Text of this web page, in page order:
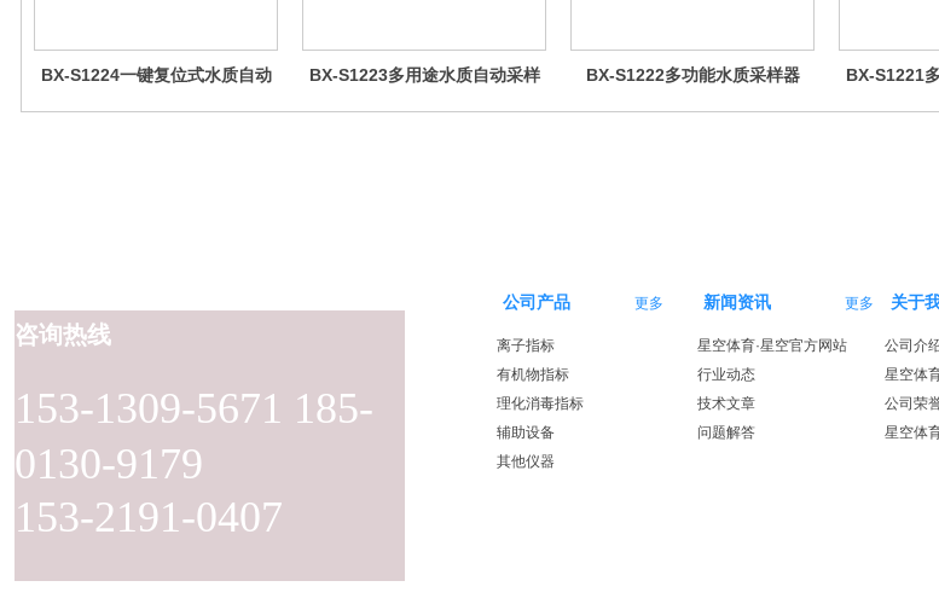
BX-S1224一键复位式水质自动
BX-S1223多用途水质自动采样
BX-S1222多功能水质采样器
BX-S1221
153-1309-5671 185-
0130-9179
153-2191-0407
咨询热线
新闻资讯 更多
星空体育·星空官方网站
行业动态
技术文章
问题解答
公司产品 更多
离子指标
有机物指标
理化消毒指标
辅助设备
其他仪器
关于
公司介
星空体
公司荣